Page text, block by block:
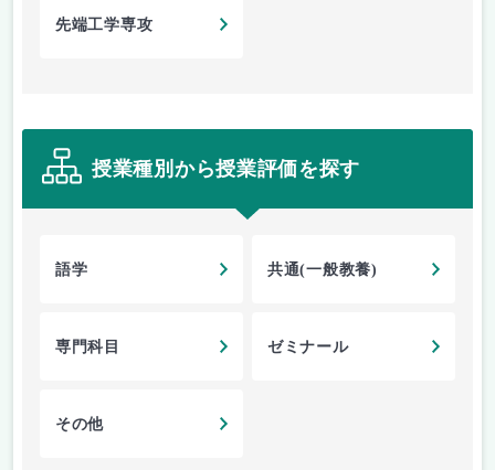
先端工学専攻
授業種別から授業評価を探す
語学 共通(一般教養)
専門科目 ゼミナール
その他